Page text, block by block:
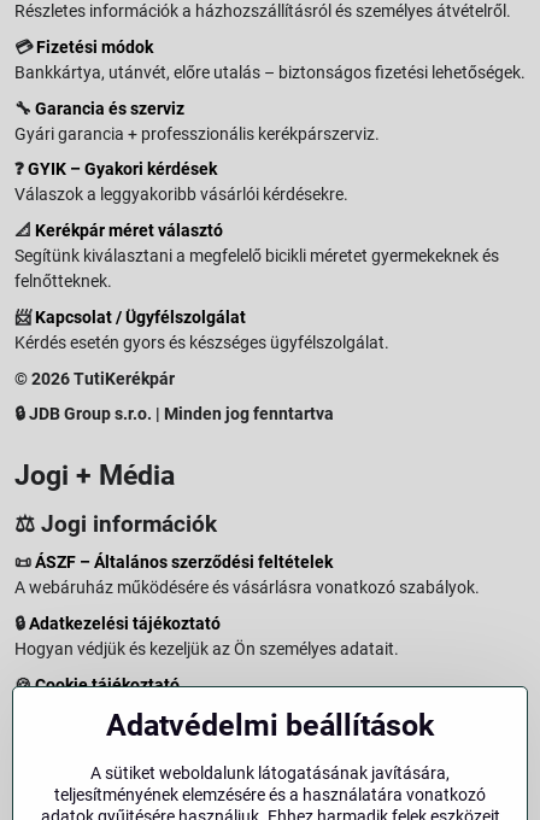
Részletes információk a házhozszállításról és személyes átvételről.
💳Fizetési módok
Bankkártya, utánvét, előre utalás – biztonságos fizetési lehetőségek.
🔧 Garancia és szerviz
Gyári garancia + professzionális kerékpárszerviz.
❓GYIK – Gyakori kérdések
Válaszok a leggyakoribb vásárlói kérdésekre.
📐 Kerékpár méret választó
Segítünk kiválasztani a megfelelő bicikli méretet gyermekeknek és
felnőtteknek.
📨Kapcsolat / Ügyfélszolgálat
Kérdés esetén gyors és készséges ügyfélszolgálat.
© 2026 TutiKerékpár
🔒 JDB Group s.r.o. | Minden jog fenntartva
Jogi + Média
⚖️ Jogi információk
📜ÁSZF – Általános szerződési feltételek
A webáruház működésére és vásárlásra vonatkozó szabályok.
🔒Adatkezelési tájékoztató
Hogyan védjük és kezeljük az Ön személyes adatait.
🍪Cookie tájékoztató
A weboldalon használt sütikről és adatkezelésről.
Vásárlástól való elállás menete és feltételei.
Elállás a szerződéstől
Adatvédelmi beállítások
A sütiket weboldalunk látogatásának javítására,
teljesítményének elemzésére és a használatára vonatkozó